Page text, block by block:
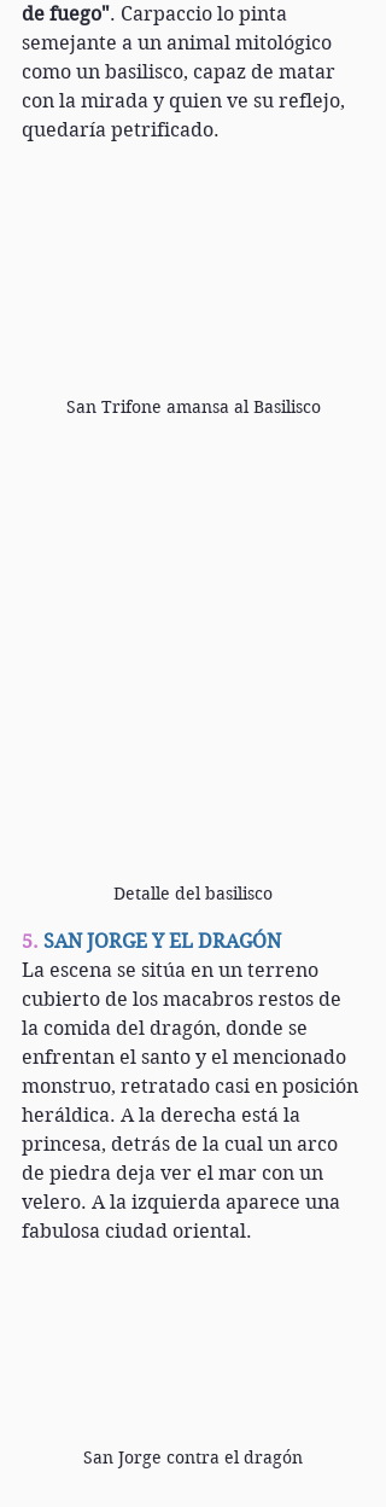
de fuego". Carpaccio lo pinta
semejante a un animal mitológico
como un basilisco, capaz de matar
con la mirada y quien ve su reflejo,
quedaría petrificado.
San Trifone amansa al Basilisco
Detalle del basilisco
5. SAN JORGE Y EL DRAGÓN
La escena se sitúa en un terreno
cubierto de los macabros restos de
la comida del dragón, donde se
enfrentan el santo y el mencionado
monstruo, retratado casi en posición
heráldica. A la derecha está la
princesa, detrás de la cual un arco
de piedra deja ver el mar con un
velero. A la izquierda aparece una
fabulosa ciudad oriental.
San Jorge contra el dragón